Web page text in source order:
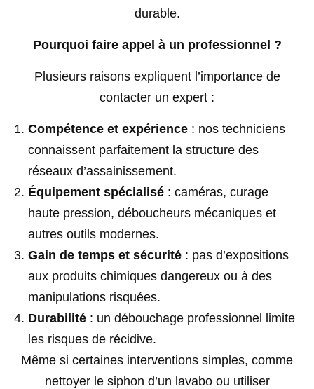
durable.
Pourquoi faire appel à un professionnel ?
Plusieurs raisons expliquent l’importance de
contacter un expert :
Compétence et expérience : nos techniciens
connaissent parfaitement la structure des
réseaux d’assainissement.
Équipement spécialisé : caméras, curage
haute pression, déboucheurs mécaniques et
autres outils modernes.
Gain de temps et sécurité : pas d’expositions
aux produits chimiques dangereux ou à des
manipulations risquées.
Durabilité : un débouchage professionnel limite
les risques de récidive.
Même si certaines interventions simples, comme
nettoyer le siphon d’un lavabo ou utiliser